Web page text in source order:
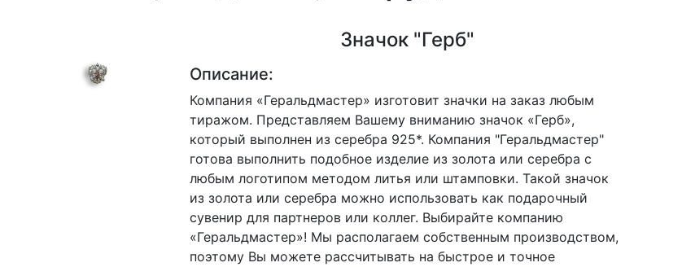
Значок "Герб"
Описание:
Компания «Геральдмастер» изготовит значки на заказ любым
тиражом. Представляем Вашему вниманию значок «Герб»,
который выполнен из серебра 925*. Компания "Геральдмастер"
готова выполнить подобное изделие из золота или серебра с
любым логотипом методом литья или штамповки. Такой значок
из золота или серебра можно использовать как подарочный
сувенир для партнеров или коллег. Выбирайте компанию
«Геральдмастер»! Мы располагаем собственным производством,
поэтому Вы можете рассчитывать на быстрое и точное